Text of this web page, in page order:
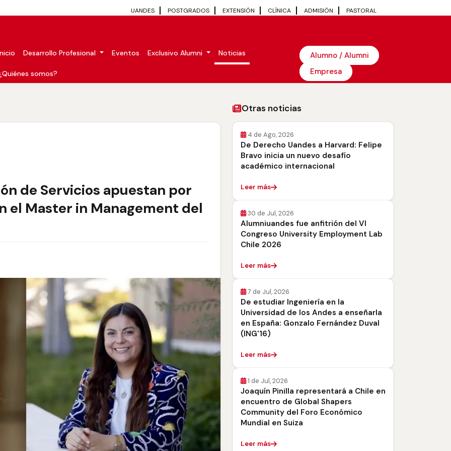
UANDES POSTGRADOS EXTENSIÓN CLÍNICA ADMISIÓN PASTORAL
Desarrollo Profesional Eventos Exclusivo Alumni Noticias
somos?
Alumno / Alumni
Empresa
de Servicios apuestan por
el Master in Management del
Otras noticias
4 de Ago, 2026
De Derecho Uandes a Harvard: Felipe
Bravo inicia un nuevo desafío
académico internacional
Leer más
30 de Jul, 2026
Alumniuandes fue anfitrión del VI
Congreso University Employment Lab
Chile 2026
Leer más
7 de Jul, 2026
De estudiar Ingeniería en la
Universidad de los Andes a enseñarla
en España: Gonzalo Fernández Duval
(ING'16)
Leer más
1 de Jul, 2026
Joaquín Pinilla representará a Chile en
encuentro de Global Shapers
Community del Foro Económico
Mundial en Suiza
Leer más